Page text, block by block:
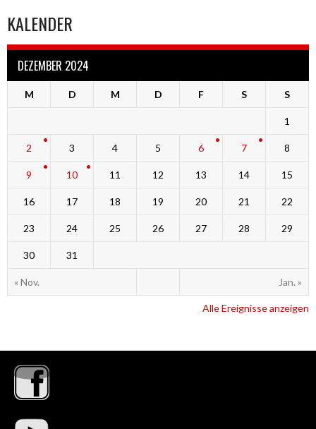
KALENDER
DEZEMBER 2024
M D M D F S S
« Nov. Jan. »
1
2 3 4 5 6 7 8
9 10 11 12 13 14 15
16 17 18 19 20 21 22
23 24 25 26 27 28 29
30 31
Alle Ereignisse anzeigen